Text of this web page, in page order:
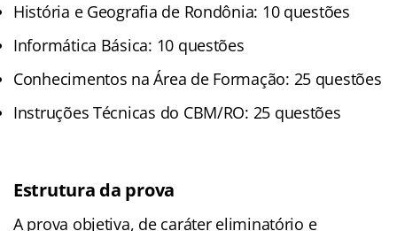
História e Geografia de Rondônia: 10 questões
Informática Básica: 10 questões
Conhecimentos na Área de Formação: 25 questões
Instruções Técnicas do CBM/RO: 25 questões
Estrutura da prova
A prova objetiva, de caráter eliminatório e